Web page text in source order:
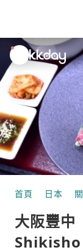
unread
notifications
首頁 日本
大阪豐
Shikisho